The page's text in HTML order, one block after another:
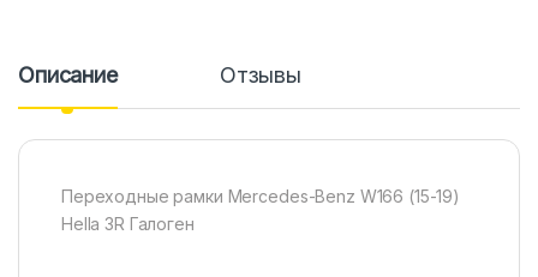
Описание Отзывы
Переходные рамки Mercedes-Benz W166 (15-19)
Hella 3R Галоген